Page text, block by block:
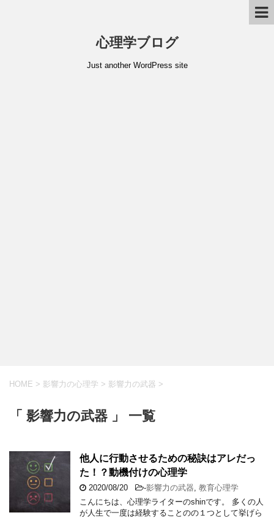
心理学ブログ
Just another WordPress site
HOME > 影響力の心理学 > 影響力の武器 >
「 影響力の武器 」 一覧
他人に行動させるための秘訣はアレだっ
た！？動機付けの心理学
2020/08/20 -影響力の武器 教育心理学
こんにちは、心理学ライターのshinです。 多くの人
が人生で一度は経験することのの１つとして挙げら